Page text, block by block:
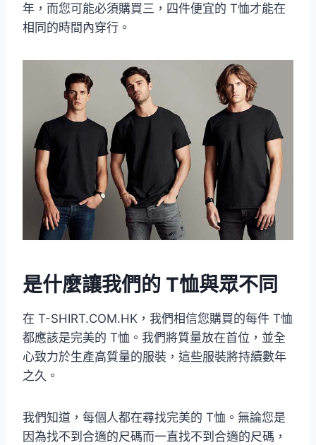
年，而您可能必須購買三，四件便宜的 T恤才能在
相同的時間內穿行。
是什麼讓我們的 T恤與眾不同
在 T-SHIRT.COM.HK，我們相信您購買的每件 T恤
都應該是完美的 T恤。我們將質量放在首位，並全
心致力於生產高質量的服裝，這些服裝將持續數年
之久。
我們知道，每個人都在尋找完美的 T恤。無論您是
因為找不到合適的尺碼而一直找不到合適的尺碼，